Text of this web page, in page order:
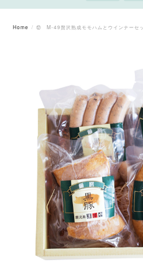
Home ⑫ M-49贅沢熟成モモハムとウインナーセ